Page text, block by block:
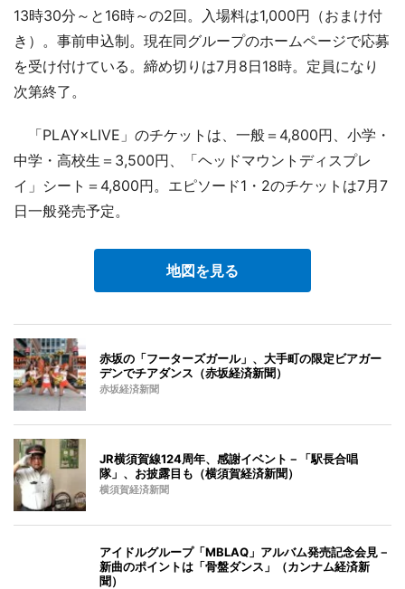
13時30分～と16時～の2回。入場料は1,000円（おまけ付
き）。事前申込制。現在同グループのホームページで応募
を受け付けている。締め切りは7月8日18時。定員になり
次第終了。
「PLAY×LIVE」のチケットは、一般＝4,800円、小学・
中学・高校生＝3,500円、「ヘッドマウントディスプレ
イ」シート＝4,800円。エピソード1・2のチケットは7月7
日一般発売予定。
地図を見る
赤坂の「フーターズガール」、大手町の限定ビアガー
デンでチアダンス（赤坂経済新聞）
赤坂経済新聞
JR横須賀線124周年、感謝イベント－「駅長合唱
隊」、お披露目も（横須賀経済新聞）
横須賀経済新聞
アイドルグループ「MBLAQ」アルバム発売記念会見－
新曲のポイントは「骨盤ダンス」（カンナム経済新
聞）